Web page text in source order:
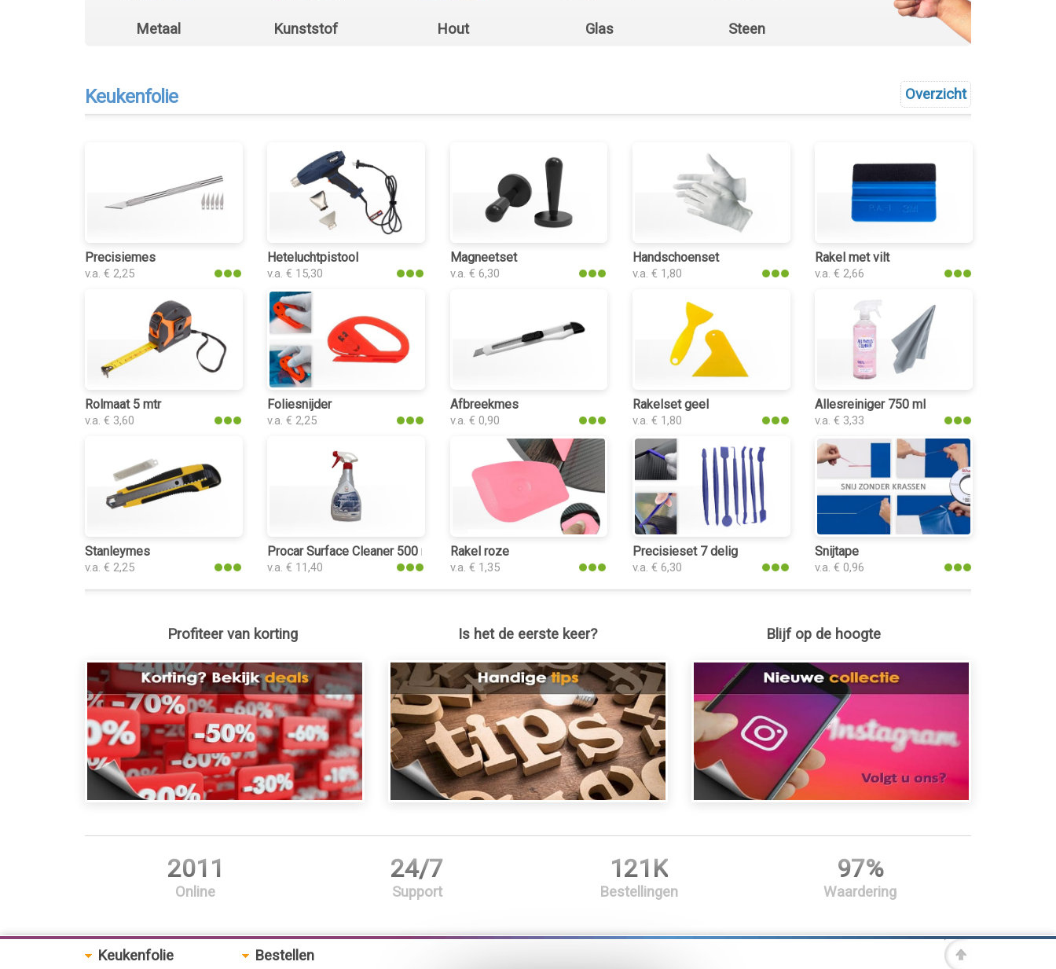
Metaal Kunststof Hout Glas Steen
Overzicht
Keukenfolie
Precisiemes
v.a. € 2,25
Heteluchtpistool
v.a. € 15,30
Magneetset
v.a. € 6,30
Handschoenset
v.a. € 1,80
Rakel met vilt
v.a. € 2,66
Rolmaat 5 mtr
v.a. € 3,60
Foliesnijder
v.a. € 2,25
Afbreekmes
v.a. € 0,90
Rakelset geel
v.a. € 1,80
Allesreiniger 750 ml
v.a. € 3,33
Stanleymes
v.a. € 2,25
Procar Surface Cleaner 500 ml
v.a. € 11,40
Rakel roze
v.a. € 1,35
Precisieset 7 delig
v.a. € 6,30
Snijtape
v.a. € 0,96
Profiteer van korting Is het de eerste keer? Blijf op de hoogte
2011
Online
24/7
Support
121K
Bestellingen
97%
Waardering
Keukenfolie Bestellen